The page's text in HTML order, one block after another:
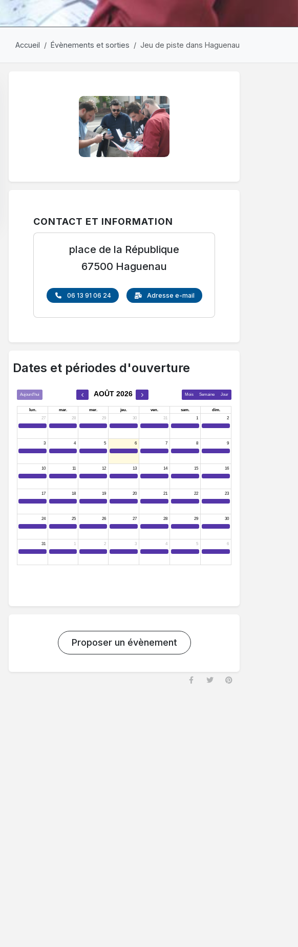
Accueil Évènements et sorties Jeu de piste dans Haguenau
CONTACT ET INFORMATION
place de la République
67500 Haguenau
06 13 91 06 24 Adresse e-mail
Dates et périodes d'ouverture
Proposer un évènement